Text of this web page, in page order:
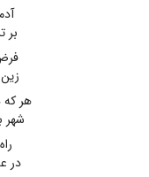
بر
هر که
شهر
در